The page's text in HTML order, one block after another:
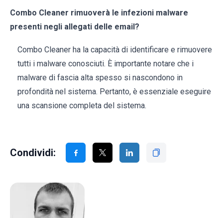
Combo Cleaner rimuoverà le infezioni malware
presenti negli allegati delle email?
Combo Cleaner ha la capacità di identificare e rimuovere
tutti i malware conosciuti. È importante notare che i
malware di fascia alta spesso si nascondono in
profondità nel sistema. Pertanto, è essenziale eseguire
una scansione completa del sistema.
Condividi: